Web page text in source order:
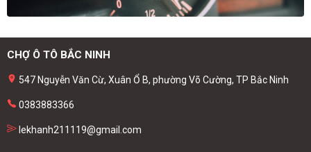
CHỢ Ô TÔ BẮC NINH
547 Nguyễn Văn Cừ, Xuân Ổ B, phường Võ Cường, TP Bắc Ninh
0383883366
lekhanh211119@gmail.com